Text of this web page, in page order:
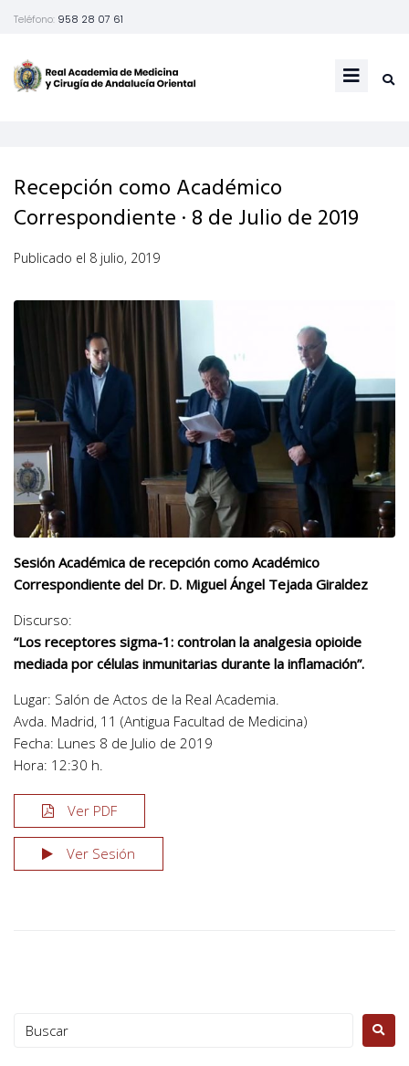
Teléfono: 958 28 07 61
Recepción como Académico
Correspondiente · 8 de Julio de 2019
Publicado el 8 julio, 2019
Sesión Académica de recepción como Académico
Correspondiente del Dr. D. Miguel Ángel Tejada Giraldez
Discurso:
“Los receptores sigma-1: controlan la analgesia opioide
mediada por células inmunitarias durante la inflamación”.
Lugar: Salón de Actos de la Real Academia.
Avda. Madrid, 11 (Antigua Facultad de Medicina)
Fecha: Lunes 8 de Julio de 2019
Hora: 12:30 h.
Ver PDF
Ver Sesión